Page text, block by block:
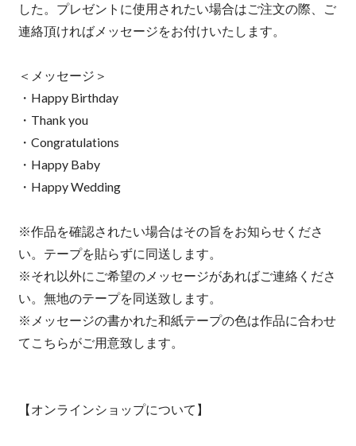
した。プレゼントに使用されたい場合はご注文の際、ご
連絡頂ければメッセージをお付けいたします。
＜メッセージ＞
・Happy Birthday
・Thank you
・Congratulations
・Happy Baby
・Happy Wedding
※作品を確認されたい場合はその旨をお知らせくださ
い。テープを貼らずに同送します。
※それ以外にご希望のメッセージがあればご連絡くださ
い。無地のテープを同送致します。
※メッセージの書かれた和紙テープの色は作品に合わせ
てこちらがご用意致します。
【オンラインショップについて】